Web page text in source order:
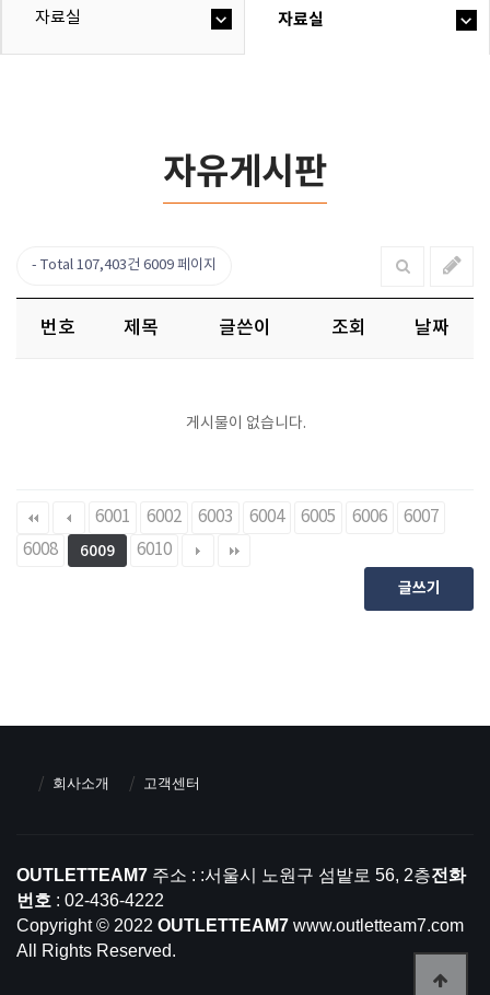
자료실 자료실
자유게시판
Total 107,403건 6009 페이지
번호 제목 글쓴이 조회 날짜
게시물이 없습니다.
6001 6002 6003 6004 6005 6006
6007
6008
6009 6010
글쓰기
회사소개 고객센터
OUTLETTEAM7 주소 : :서울시 노원구 섬밭로 56, 2층전화
번호 : 02-436-4222
Copyright © 2022 OUTLETTEAM7 www.outletteam7.com
All Rights Reserved.